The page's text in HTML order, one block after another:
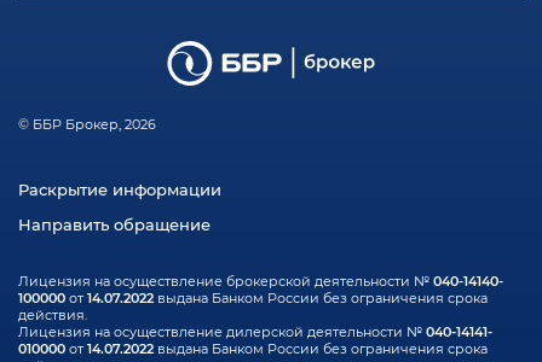
© ББР Брокер, 2026
Лицензия на осуществление брокерской деятельности № 040-14140-
100000от14.07.2022выдана Банком России без ограничения срока
действия.
Лицензия на осуществление дилерской деятельности № 040-14141-
010000от14.07.2022выдана Банком России без ограничения срока
Раскрытие информации
Направить обращение